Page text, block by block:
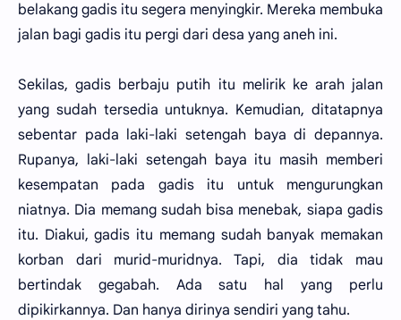
belakang gadis itu segera menyingkir. Mereka membuka
jalan bagi gadis itu pergi dari desa yang aneh ini.
Sekilas, gadis berbaju putih itu melirik ke arah jalan
yang sudah tersedia untuknya. Kemudian, ditatapnya
sebentar pada laki-laki setengah baya di depannya.
Rupanya, laki-laki setengah baya itu masih memberi
kesempatan pada gadis itu untuk mengurungkan
niatnya. Dia memang sudah bisa menebak, siapa gadis
itu. Diakui, gadis itu memang sudah banyak memakan
korban dari murid-muridnya. Tapi, dia tidak mau
bertindak gegabah. Ada satu hal yang perlu
dipikirkannya. Dan hanya dirinya sendiri yang tahu.